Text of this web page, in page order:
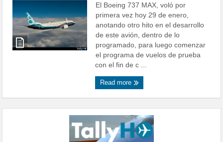
El Boeing 737 MAX, voló por
primera vez hoy 29 de enero,
anotando otro hito en el desarrollo
de este avión, dentro de lo
programado, para luego comenzar
el programa de vuelos de prueba
con el fin de c ...
Read more